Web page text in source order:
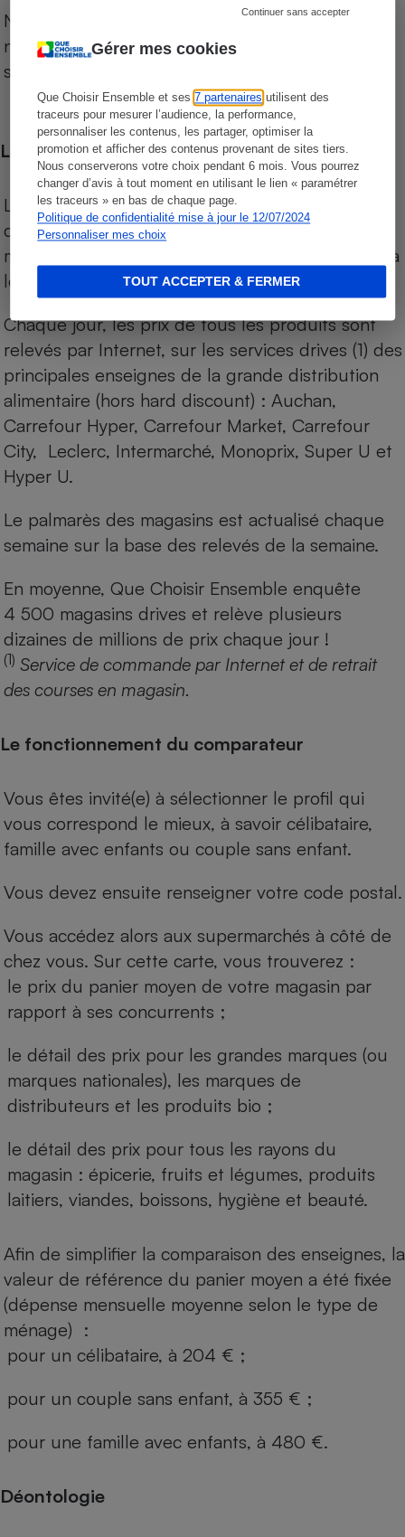
Gérer mes cookies
Que Choisir Ensemble et ses7 partenaires utilisent des
traceurs pour mesurer l’audience, la performance,
personnaliser les contenus, les partager, optimiser la
promotion et afficher des contenus provenant de sites tiers.
Nous conserverons votre choix pendant 6 mois. Vous pourrez
changer d’avis à tout moment en utilisant le lien « paramétrer
les traceurs » en bas de chaque page.
Politique de confidentialité mise à jour le 12/07/2024
Personnaliser mes choix
Continuer sans accepter
TOUT ACCEPTER & FERMER
Notre comparateur de supermarchés propose le
niveau de prix des supermarchés, géolocalisés
sur le territoire français.
Les comparaisons de prix
Les comparaisons sont réalisées sur l’ensemble
des produits des magasins. Les produits de
marques de distributeurs (MDD) sont comparés à
leurs équivalents chez leurs concurrents.
Chaque jour, les prix de tous les produits sont
relevés par Internet, sur les services drives (1) des
principales enseignes de la grande distribution
alimentaire (hors hard discount) : Auchan,
Carrefour Hyper, Carrefour Market, Carrefour
City, Leclerc, Intermarché, Monoprix, Super U et
Hyper U.
Le palmarès des magasins est actualisé chaque
semaine sur la base des relevés de la semaine.
En moyenne, Que Choisir Ensemble enquête
4 500 magasins drives et relève plusieurs
dizaines de millions de prix chaque jour !
(1) Service de commande par Internet et de retrait
des courses en magasin.
Le fonctionnement du comparateur
Vous êtes invité(e) à sélectionner le profil qui
vous correspond le mieux, à savoir célibataire,
famille avec enfants ou couple sans enfant.
Vous devez ensuite renseigner votre code postal.
Vous accédez alors aux supermarchés à côté de
chez vous. Sur cette carte, vous trouverez :
le prix du panier moyen de votre magasin par
rapport à ses concurrents ;
le détail des prix pour les grandes marques (ou
marques nationales), les marques de
distributeurs et les produits bio ;
le détail des prix pour tous les rayons du
magasin : épicerie, fruits et légumes, produits
laitiers, viandes, boissons, hygiène et beauté.
Afin de simplifier la comparaison des enseignes, la
valeur de référence du panier moyen a été fixée
(dépense mensuelle moyenne selon le type de
ménage) :
pour un célibataire, à 204 € ;
pour un couple sans enfant, à 355 € ;
pour une famille avec enfants, à 480 €.
Déontologie